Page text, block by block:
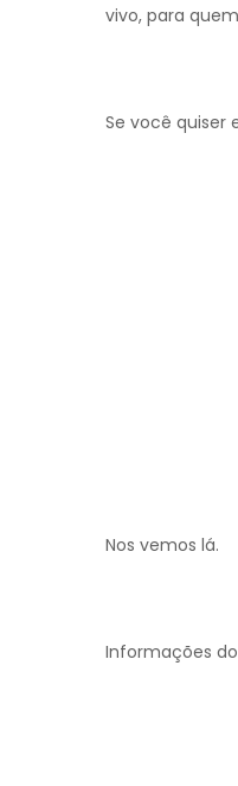
vivo, para
Se você quiser
Nos vemos lá.
Informações